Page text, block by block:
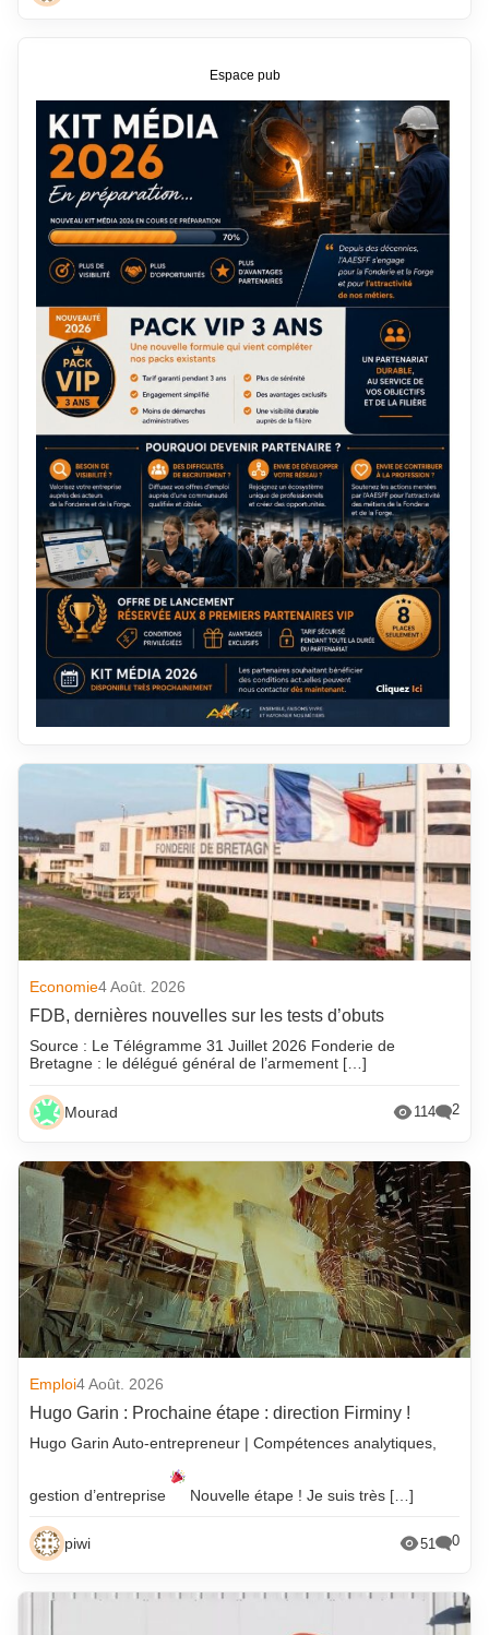
Economie4 Août. 2026
FDB, dernières nouvelles sur les tests d’obuts
Source : Le Télégramme 31 Juillet 2026 Fonderie de
Bretagne : le délégué général de l’armement […]
Mourad 114 2
Emploi4 Août. 2026
Hugo Garin : Prochaine étape : direction Firminy !
Hugo Garin Auto-entrepreneur | Compétences analytiques,
gestion d’entreprise Nouvelle étape ! Je suis très […]
piwi 51 0
Espace pub